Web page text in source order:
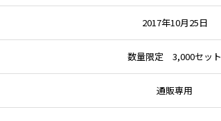
2017年10月25日
数量限定 3,000セット
通販専用